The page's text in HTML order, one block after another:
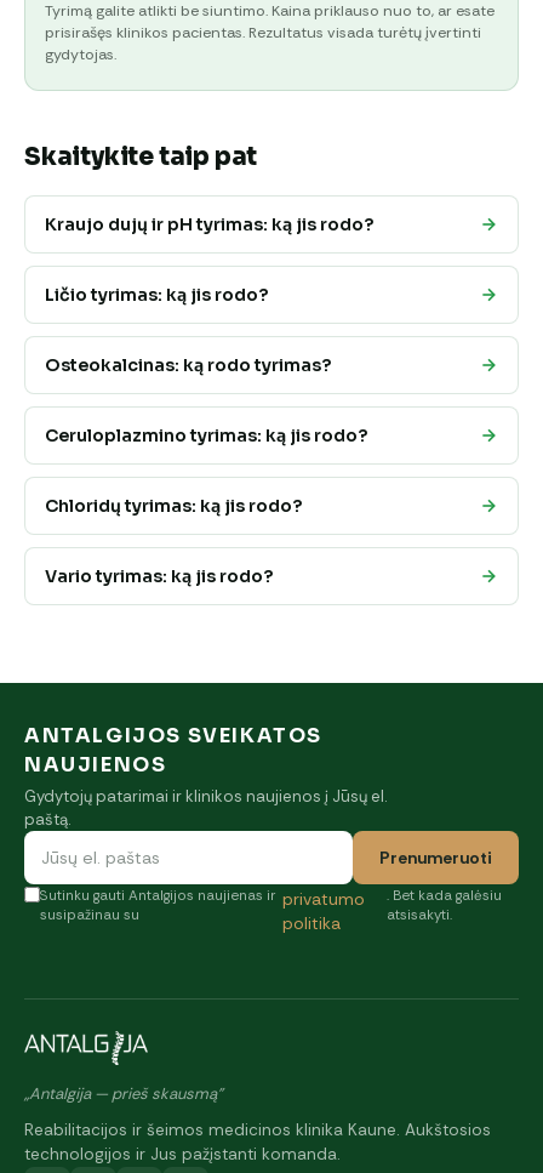
Tyrimą galite atlikti be siuntimo. Kaina priklauso nuo to, ar esate
prisirašęs klinikos pacientas. Rezultatus visada turėtų įvertinti
gydytojas.
Skaitykite taip pat
Kraujo dujų ir pH tyrimas: ką jis rodo?
Ličio tyrimas: ką jis rodo?
Osteokalcinas: ką rodo tyrimas?
Ceruloplazmino tyrimas: ką jis rodo?
Chloridų tyrimas: ką jis rodo?
Vario tyrimas: ką jis rodo?
ANTALGIJOS SVEIKATOS
NAUJIENOS
Gydytojų patarimai ir klinikos naujienos į Jūsų el.
paštą.
Prenumeruoti
Sutinku gauti Antalgijos naujienas ir
susipažinau su
privatumo
politika
. Bet kada galėsiu
atsisakyti.
„Antalgija — prieš skausmą"
Reabilitacijos ir šeimos medicinos klinika Kaune. Aukštosios
technologijos ir Jus pažįstanti komanda.